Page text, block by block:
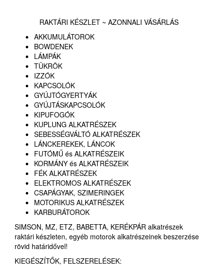
RAKTÁRI KÉSZLET ~ AZONNALI VÁSÁRLÁS
AKKUMULÁTOROK
BOWDENEK
LÁMPÁK
TÜKRÖK
IZZÓK
KAPCSOLÓK
GYÚJTÓGYERTYÁK
GYÚJTÁSKAPCSOLÓK
KIPUFOGÓK
KUPLUNG ALKATRÉSZEK
SEBESSÉGVÁLTÓ ALKATRÉSZEK
LÁNCKEREKEK, LÁNCOK
FUTÓMŰ és ALKATRÉSZEIK
KORMÁNY és ALKATRÉSZEIK
FÉK ALKATRÉSZEK
ELEKTROMOS ALKATRÉSZEK
CSAPÁGYAK, SZIMERINGEK
MOTORIKUS ALKATRÉSZEK
KARBURÁTOROK
SIMSON, MZ, ETZ, BABETTA, KERÉKPÁR alkatrészek
raktári készleten, egyéb motorok alkatrészeinek beszerzése
rövid határidővel!
KIEGÉSZÍTŐK, FELSZERELÉSEK: